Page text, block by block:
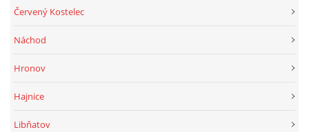
Červený Kostelec
Náchod
Hronov
Hajnice
Libňatov